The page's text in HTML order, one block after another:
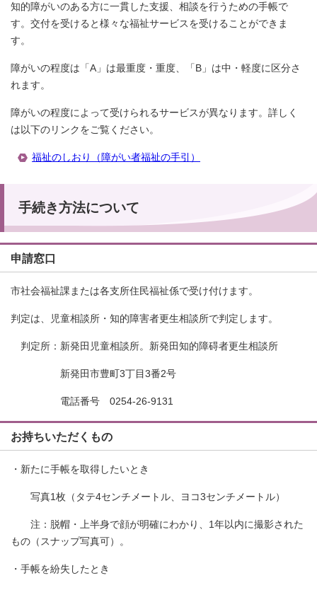
知的障がいのある方に一貫した支援、相談を行うための手帳で
す。交付を受けると様々な福祉サービスを受けることができま
す。
障がいの程度は「A」は最重度・重度、「B」は中・軽度に区分さ
れます。
障がいの程度によって受けられるサービスが異なります。詳しく
は以下のリンクをご覧ください。
福祉のしおり（障がい者福祉の手引）
手続き方法について
申請窓口
市社会福祉課または各支所住民福祉係で受け付けます。
判定は、児童相談所・知的障害者更生相談所で判定します。
判定所：新発田児童相談所。新発田知的障碍者更生相談所
新発田市豊町3丁目3番2号
電話番号 0254-26-9131
お持ちいただくもの
・新たに手帳を取得したいとき
写真1枚（タテ4センチメートル、ヨコ3センチメートル）
注：脱帽・上半身で顔が明確にわかり、1年以内に撮影された
もの（スナップ写真可）。
・手帳を紛失したとき